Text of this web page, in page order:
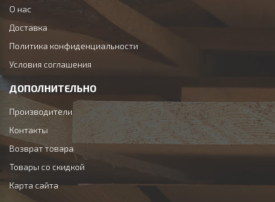
О нас
Доставка
Политика конфиденциальности
Условия соглашения
ДОПОЛНИТЕЛЬНО
Производители
Контакты
Возврат товара
Товары со скидкой
Карта сайта